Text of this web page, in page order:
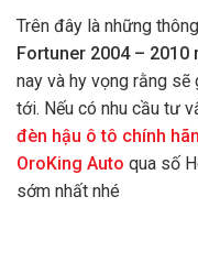
Trên đây là những
Fortuner 2004 – 2010
nay và hy vọng rằng
tới. Nếu có nhu cầu tư
đèn hậu ô tô chính
OroKing Auto qua số
sớm nhất nhé